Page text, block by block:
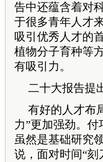
告中还蕴含着对
于很多青年人才
吸引优秀人才的
植物分子育种等
有吸引力。
二十大报告提
有好的人才布
力”更加强劲。
虽然是基础研究
说，面对时间“